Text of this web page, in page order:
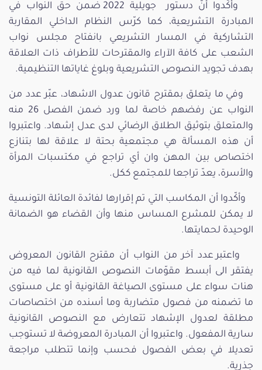
وأكّدوا أنّ دستور جويلية 2022 ضمن حق النواب في
المبادرة التشريعية، كما كرّس النظام الداخلي المقاربة
التشاركية في المسار التشريعي بانفتاح مجلس نواب
الشعب على كافة الآراء والمقترحات للأطراف ذات العلاقة
بهدف تجويد النصوص التشريعية وبلوغ غاياتها التنظيمية.
وفي ما يتعلق بمقترح قانون عدول الاشهاد، عبّر عدد من
النواب عن رفضهم خاصة لما ورد ضمن الفصل 26 منه
والمتعلق بتوثيق الطلاق الرضائي لدى عدل إشهاد. واعتبروا
أن هذه المسألة هي مجتمعية بحتة لا علاقة لها بتنازع
اختصاص بين المهن وان أي تراجع في مكتسبات المرأة
والأسرة، يعدّ تراجعا للمجتمع ككل.
وأكّدوا أن المكاسب التي تم إقرارها لفائدة العائلة التونسية
لا يمكن للمشرع المساس منها وأن القضاء هو الضمانة
الوحيدة لحمايتها.
واعتبر عدد آخر من النواب أن مقترح القانون المعروض
يفتقر الى أبسط مقوّمات النصوص القانونية لما فيه من
هنات سواء على مستوى الصياغة القانونية أو على مستوى
ما تضمنه من فصول متضاربة وما أسنده من اختصاصات
مطلقة لعدول الإشهاد تتعارض مع النصوص القانونية
سارية المفعول. واعتبروا أن المبادرة المعروضة لا تستوجب
تعديلا في بعض الفصول فحسب وإنما تتطلب مراجعة
جذرية.